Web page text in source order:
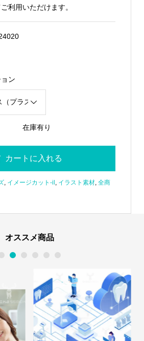
利用いただけます。
ン
在庫有り
, イメージカット-il, イラスト素材, 全商
オススメ商品
1 2 3 4 5 6